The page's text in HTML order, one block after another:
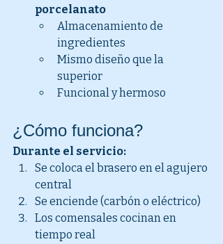
porcelanato
Almacenamiento de
ingredientes
Mismo diseño que la
superior
Funcional y hermoso
¿Cómo funciona?
Durante el servicio:
Se coloca el brasero en el agujero
central
Se enciende (carbón o eléctrico)
Los comensales cocinan en
tiempo real